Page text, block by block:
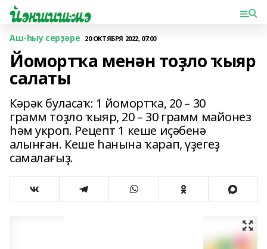
Аш-һыу серҙәре 20 ОКТЯБРЯ 2022, 07:00
Йомортҡа менән тоҙло ҡыяр
салаты
Кәрәк буласаҡ: 1 йомортҡа, 20 – 30
грамм тоҙло ҡыяр, 20 – 30 грамм майонез
һәм укроп. Рецепт 1 кеше иҫәбенә
алынған. Кеше һанына ҡарап, үҙегеҙ
самалағыҙ.